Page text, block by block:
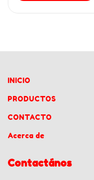
INICIO
PRODUCTOS
CONTACTO
Acerca de
Contactános